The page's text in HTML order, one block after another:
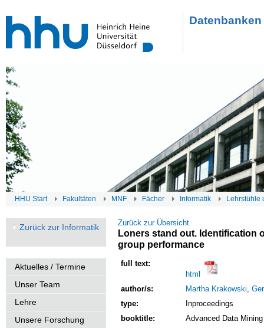
HHU Start Fakultäten MNF Fächer Informatik Lehrstühle
Zurück zur Informatik
Aktuelles / Termine
Unser Team
Lehre
Unsere Forschung
Zurück zur Übersicht
Loners stand out. Identification
group performance
full text:
html
author/s:
Martha Krakowski,
type:
Inproceedings
booktitle:
Advanced Data